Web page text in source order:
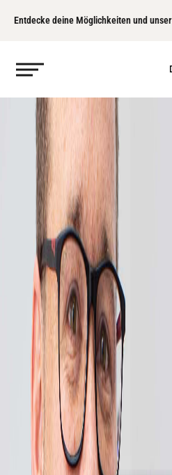
Entdecke deine Möglichkeiten und